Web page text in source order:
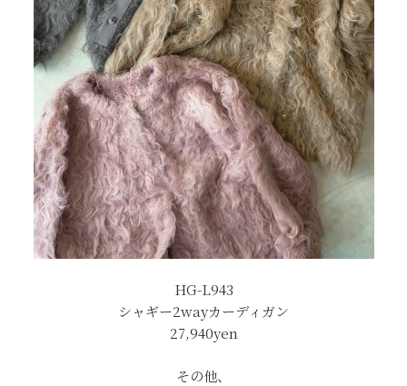
HG-L943
シャギー2wayカーディガン
27,940yen
その他、